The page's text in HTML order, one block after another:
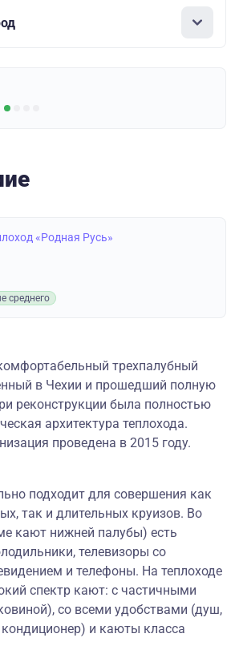
«Родная Русь»
среднего
трехпалубный
в Чехии и прошедший полную
реконструкции была полностью
архитектура теплохода.
проведена в 2015 году.
подходит для совершения как
так и длительных круизов. Во
кают нижней палубы) есть
телевизоры со
и телефоны. На теплоходе
спектр кают: с частичными
со всеми удобствами (душ,
кондиционер) и каюты класса